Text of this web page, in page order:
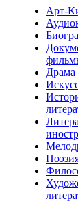
Арт-
Драма